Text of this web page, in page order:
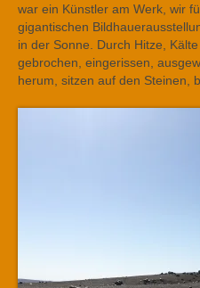
war ein Künstler am Werk, wir
gigantischen
in der Sonne. Durch Hitze,
gebrochen, eingerissen,
herum, sitzen auf den Steinen,